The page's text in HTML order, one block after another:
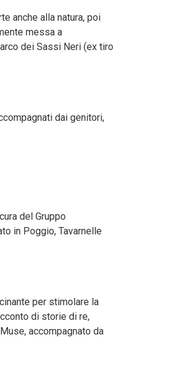
anche alla natura, poi
messa a
dei Sassi Neri (ex tiro
dai genitori,
del Gruppo
in Poggio, Tavarnelle
per stimolare la
di storie di re,
accompagnato da